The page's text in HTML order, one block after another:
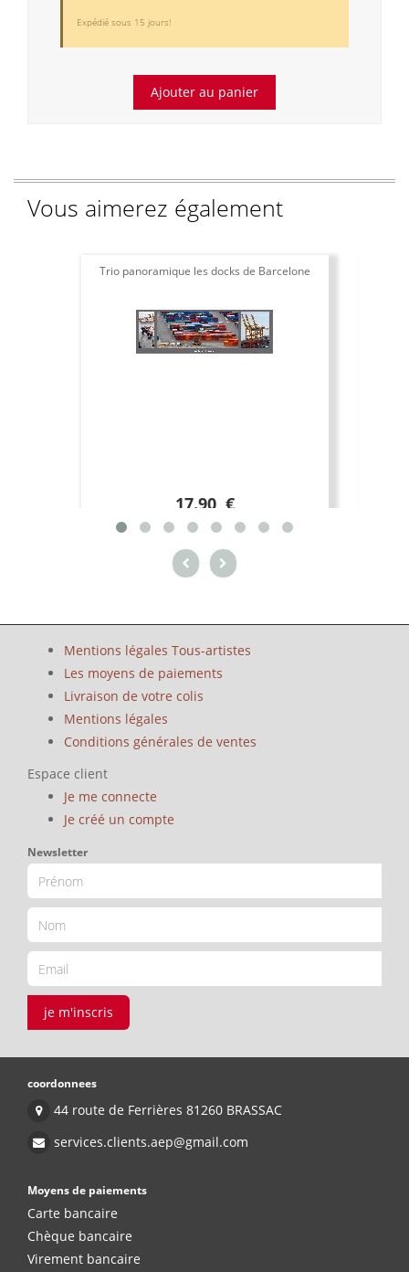
Expédié sous 15 jours!
Vous aimerez également
Trio panoramique les docks de Barcelone
17.90 €
Mentions légales Tous-artistes
Les moyens de paiements
Livraison de votre colis
Mentions légales
Conditions générales de ventes
Espace client
Je me connecte
Je créé un compte
Newsletter
je m'inscris
coordonnees
44 route de Ferrières 81260 BRASSAC
services.clients.aep@gmail.com
Moyens de paiements
Carte bancaire
Chèque bancaire
Virement bancaire